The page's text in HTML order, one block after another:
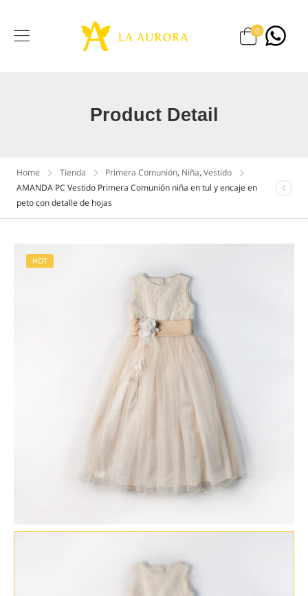
0
Product Detail
Home Tienda Primera Comunión, Niña,Vestido
AMANDA PC Vestido Primera Comunión niña en tul y encaje en
peto con detalle de hojas
HOT